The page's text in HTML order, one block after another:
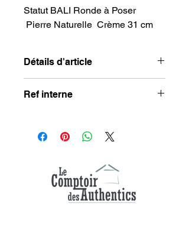
Statut BALI Ronde à Poser
Pierre Naturelle Crème 31 cm
Détails d'article
Composition : pierre naturelle
Ref interne